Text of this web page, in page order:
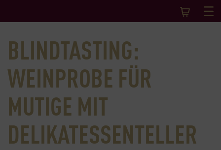
BLINDTASTING:
WEINPROBE FÜR
MUTIGE MIT
DELIKATESSENTELLER